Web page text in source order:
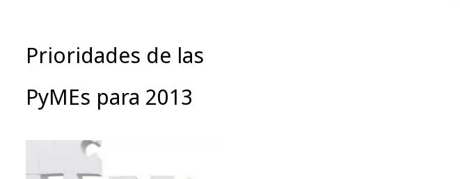
Prioridades de las
PyMEs para 2013